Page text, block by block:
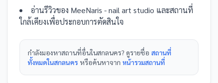
อ่านรีวิวของ MeeNaris - nail art studio และสถานที่
ใกล้เคียงเพื่อประกอบการตัดสินใจ
กำลังมองหาสถานที่อื่นในสกลนคร? ดูรายชื่อ สถานที่
ทั้งหมดในสกลนคร หรือค้นหาจาก หน้ารวมสถานที่